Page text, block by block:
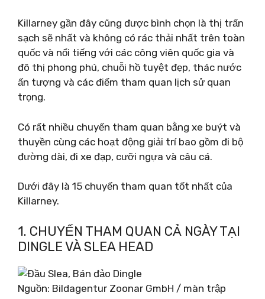
Killarney gần đây cũng được bình chọn là thị trấn
sạch sẽ nhất và không có rác thải nhất trên toàn
quốc và nổi tiếng với các công viên quốc gia và
đô thị phong phú, chuỗi hồ tuyệt đẹp, thác nước
ấn tượng và các điểm tham quan lịch sử quan
trọng.
Có rất nhiều chuyến tham quan bằng xe buýt và
thuyền cùng các hoạt động giải trí bao gồm đi bộ
đường dài, đi xe đạp, cưỡi ngựa và câu cá.
Dưới đây là 15 chuyến tham quan tốt nhất của
Killarney.
1. CHUYẾN THAM QUAN CẢ NGÀY TẠI
DINGLE VÀ SLEA HEAD
Nguồn: Bildagentur Zoonar GmbH / màn trập